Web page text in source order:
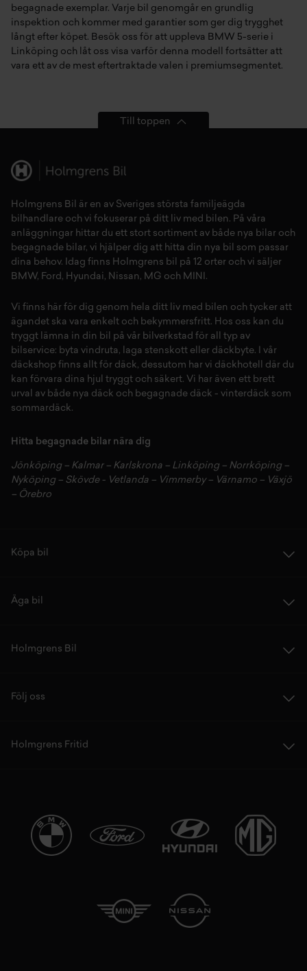
begagnade exemplar. Varje bil genomgår en grundlig
inspektion och kommer med garantier som ger dig trygghet
långt efter köpet. Besök oss för att uppleva BMW 5-serie i
Linköping och låt oss visa varför denna modell fortsätter att
vara ett av de mest eftertraktade valen i premiumsegmentet.
Till toppen
Holmgrens Bil är en av Sveriges största familjeägda
bilhandlare och vi fokuserar på ditt liv med bilen. På våra
anläggningar hittar du ett stort sortiment av både nya bilar och
begagnade bilar, vi hjälper dig att hitta din nya bil som passar
dina behov. Idag finns Holmgrens bil på 12 orter och vi säljer
BMW, Ford, Hyundai, Nissan , MG och MINI.
Vi finns här för dig genom hela ditt liv med bilen och tycker att
ägandet ska vara enkelt och bekymmersfritt. Hos oss kan du
tryggt lämna in din bil på vår bilverkstad för all typ av
bilservice: byta vindruta, laga stenskott eller däckbyte. I vår
däckshop finns allt för däck, dessutom har vi däckhotell där du
kan förvara dina hjul tryggt och säkert. Vi har även ett brett
urval av både nya däck och begagnade däck - vinterdäck som
sommardäck.
Hitta begagnade bilar nära dig
Jönköping– Kalmar – Karlskrona – Linköping– Norrköping–
Nyköping– Skövde- Vetlanda – Vimmerby– Värnamo – Växjö
– Örebro
Köpa bil
Äga bil
Holmgrens Bil
Följ oss
Holmgrens Fritid